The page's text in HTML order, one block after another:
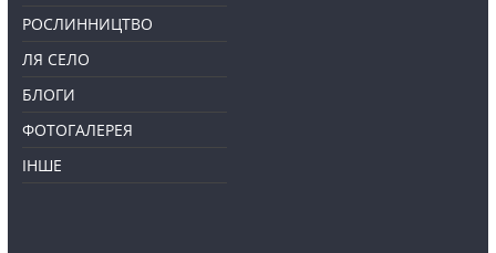
РОСЛИННИЦТВО
ЛЯ СЕЛО
БЛОГИ
ФОТОГАЛЕРЕЯ
ІНШЕ